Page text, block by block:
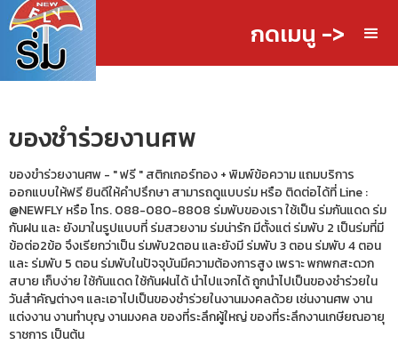
กดเมนู ->
ของชำร่วยงานศพ
ของขำร่วยงานศพ - " ฟรี " สติกเกอร์ทอง + พิมพ์ข้อความ แถมบริการ
ออกแบบให้ฟรี ยินดีให้คำปรึกษา สามารถดูแบบร่ม หรือ ติดต่อได้ที่ Line :
@NEWFLY หรือ โทร. 088-080-8808 ร่มพับของเรา ใช้เป็น ร่มกันแดด ร่ม
กันฝน และ ยังมาในรูปแบบที่ ร่มสวยงาม ร่มน่ารัก มีตั้งแต่ ร่มพับ 2 เป็นร่มที่มี
ข้อต่อ2ข้อ จึงเรียกว่าเป็น ร่มพับ2ตอน และยังมี ร่มพับ 3 ตอน ร่มพับ 4 ตอน
และ ร่มพับ 5 ตอน ร่มพับในปัจจุบันมีความต้องการสูง เพราะ พกพกสะดวก
สบาย เก็บง่าย ใช้กันแดด ใช้กันฝนได้ นำไปแจกได้ ถูกนำไปเป็นของชำร่วยใน
วันสำคัญต่างๆ และเอาไปเป็นของชำร่วยในงานมงคลด้วย เช่นงานศพ งาน
แต่งงาน งานทำบุญ งานมงคล ของที่ระลึกผู้ใหญ่ ของที่ระลึกงานเกษียณอายุ
ราชการ เป็นต้น